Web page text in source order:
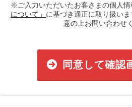
※ご入力いただいたお客さまの個人情
について」 に基づき適正に取り扱い
意の上お問い合わせ
同意して確認